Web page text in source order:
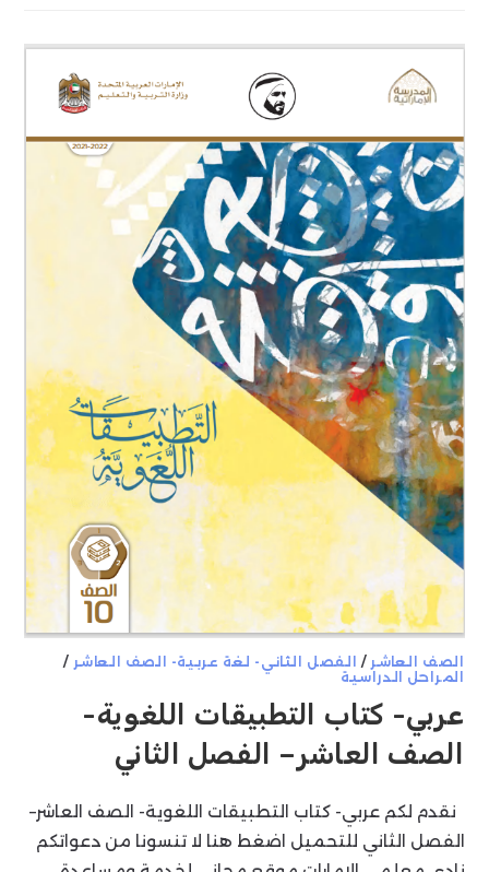
الصف العاشر / الفصل الثاني- لغة عربية- الصف العاشر /
المراحل الدراسية
عربي- كتاب التطبيقات اللغوية-
الصف العاشر– الفصل الثاني
نقدم لكم عربي- كتاب التطبيقات اللغوية- الصف العاشر–
الفصل الثاني للتحميل اضغط هنا لا تنسونا من دعواتكم